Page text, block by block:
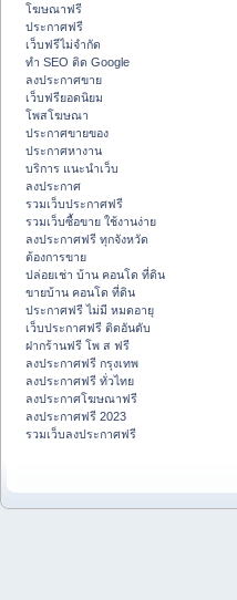
โฆษณาฟรี
ประกาศฟรี
เว็บฟรีไม่จำกัด
ทำ SEO ติด Google
ลงประกาศขาย
เว็บฟรียอดนิยม
โพสโฆษณา
ประกาศขายของ
ประกาศหางาน
บริการ แนะนำเว็บ
ลงประกาศ
รวมเว็บประกาศฟรี
รวมเว็บซื้อขาย ใช้งานง่าย
ลงประกาศฟรี ทุกจังหวัด
ต้องการขาย
ปล่อยเช่า บ้าน คอนโด ที่ดิน
ขายบ้าน คอนโด ที่ดิน
ประกาศฟรี ไม่มี หมดอายุ
เว็บประกาศฟรี ติดอันดับ
ฝากร้านฟรี โพ ส ฟรี
ลงประกาศฟรี กรุงเทพ
ลงประกาศฟรี ทั่วไทย
ลงประกาศโฆษณาฟรี
ลงประกาศฟรี 2023
รวมเว็บลงประกาศฟรี